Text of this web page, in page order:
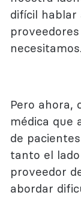
difícil
necesitamos.
Pero ahora,
médica que
de
tanto el
proveedor
abordar